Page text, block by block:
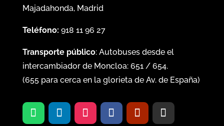
Majadahonda, Madrid
Teléfono: 918 11 96 27
Transporte público: Autobuses desde el
intercambiador de Moncloa: 651/ 654.
(655para cerca en la glorieta de Av. de España)